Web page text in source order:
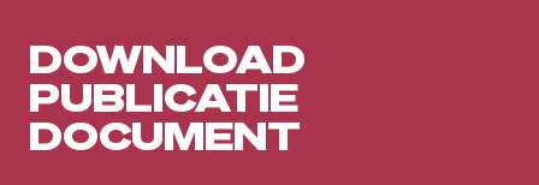
DOWNLOAD
PUBLICATIE
DOCUMENT